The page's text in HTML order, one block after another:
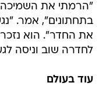
"הרמתי את השמיכה
בתחתונים", אמר.
את החדר". הוא
לחדרה שוב וניסה
עוד בעולם